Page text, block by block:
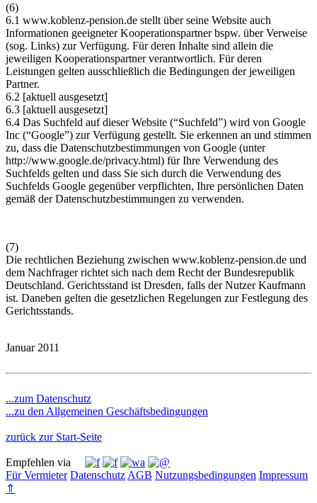
(6)
6.1 www.koblenz-pension.de stellt über seine Website auch
Informationen geeigneter Kooperationspartner bspw. über Verweise
(sog. Links) zur Verfügung. Für deren Inhalte sind allein die
jeweiligen Kooperationspartner verantwortlich. Für deren
Leistungen gelten ausschließlich die Bedingungen der jeweiligen
Partner.
6.2 [aktuell ausgesetzt]
6.3 [aktuell ausgesetzt]
6.4 Das Suchfeld auf dieser Website (“Suchfeld”) wird von Google
Inc (“Google”) zur Verfügung gestellt. Sie erkennen an und stimmen
zu, dass die Datenschutzbestimmungen von Google (unter
http://www.google.de/privacy.html) für Ihre Verwendung des
Suchfelds gelten und dass Sie sich durch die Verwendung des
Suchfelds Google gegenüber verpflichten, Ihre persönlichen Daten
gemäß der Datenschutzbestimmungen zu verwenden.
(7)
Die rechtlichen Beziehung zwischen www.koblenz-pension.de und
dem Nachfrager richtet sich nach dem Recht der Bundesrepublik
Deutschland. Gerichtsstand ist Dresden, falls der Nutzer Kaufmann
ist. Daneben gelten die gesetzlichen Regelungen zur Festlegung des
Gerichtsstands.
Januar 2011
...zum Datenschutz
...zu den Allgemeinen Geschäftsbedingungen
zurück zur Start-Seite
Empfehlen via
Für Vermieter Datenschutz AGB Nutzungsbedingungen Impressum
⇑